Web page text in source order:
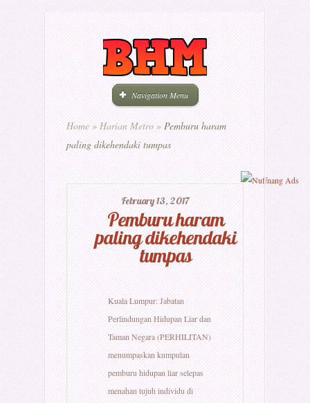
Navigation Menu
Home » Harian Metro » Pemburu haram
paling dikehendaki tumpas
February 13, 2017
Pemburu haram
paling dikehendaki
tumpas
Kuala Lumpur: Jabatan
Perlindungan Hidupan Liar dan
Taman Negara (PERHILITAN)
menumpaskan kumpulan
pemburu hidupan liar selepas
menahan tujuh individu di